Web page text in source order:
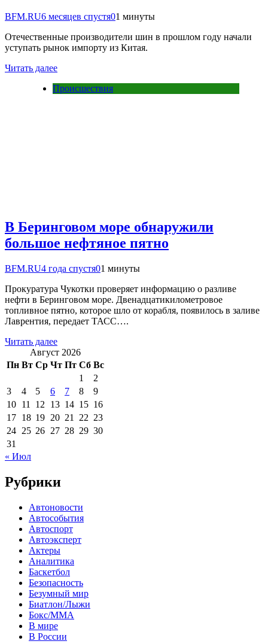
BFM.RU6 месяцев спустя01 минуты
Отечественные производители шин в прошлом году начали
уступать рынок импорту из Китая.
Читать далее
Происшествия
В Беринговом море обнаружили
большое нефтяное пятно
BFM.RU4 года спустя01 минуты
Прокуратура Чукотки проверяет информацию о разливе
нефти в Беринговом море. Двенадцатикилометровое
топливное пятно, которое шло от корабля, появилось в заливе
Лаврентия, передает ТАСС….
Читать далее
Август 2026
Пн Вт Ср Чт Пт Сб Вс
1
2
3
4 5 6 7 8
9
10 11 12 13 14 15 16
17 18 19 20 21 22 23
24 25 26 27 28 29 30
31
« Июл
Рубрики
Автоновости
Автособытия
Автоспорт
Автоэксперт
Актеры
Аналитика
Баскетбол
Безопасность
Безумный мир
Биатлон/Лыжи
Бокс/MMA
В мире
В России